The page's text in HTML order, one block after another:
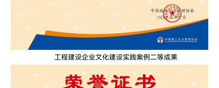
工程建设企业文化建设实践案例二等成果